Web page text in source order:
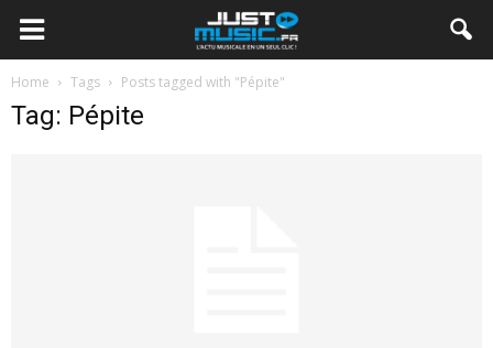
Home Tags Posts tagged with "Pépite"
Tag: Pépite